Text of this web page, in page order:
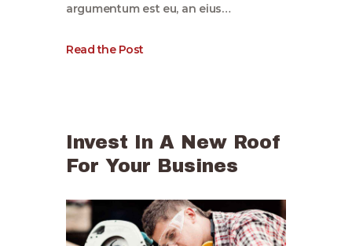
argumentum est eu, an eius…
Read the Post
Invest In A New Roof
For Your Busines